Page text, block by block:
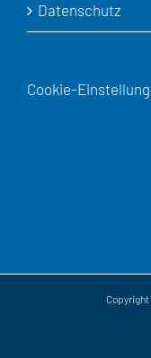
Datenschutz
Cookie-